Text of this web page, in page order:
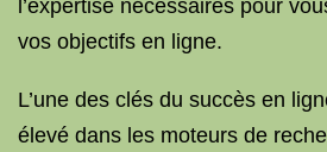
l’expertise nécessaires pour
vos objectifs en ligne.
L’une des clés du succès en
élevé dans les moteurs de